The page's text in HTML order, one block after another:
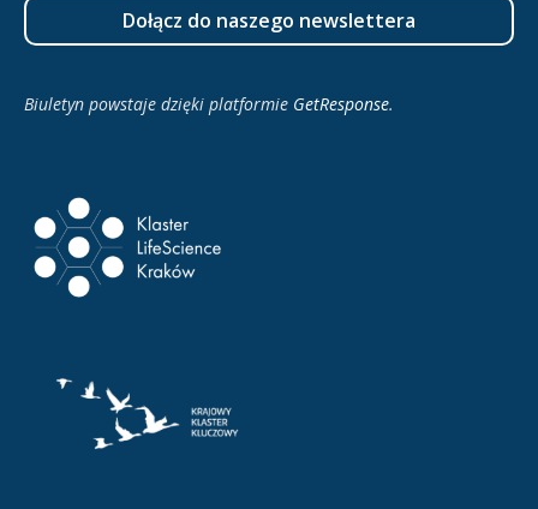
Dołącz do naszego newslettera
Biuletyn powstaje dzięki platformie GetResponse.